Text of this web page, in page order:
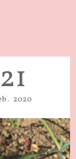
21
2020